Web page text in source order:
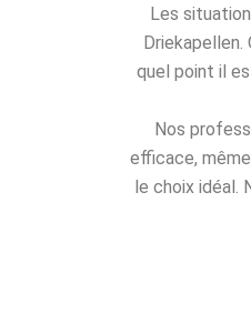
Les
quel point il
Nos
efficace,
le choix idéal.